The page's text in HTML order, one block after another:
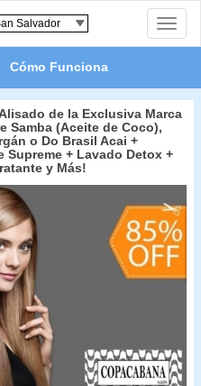
Toggle
Cómo Funciona
de la Exclusiva Marca
Samba (Aceite de Coco),
o Do Brasil Acai +
+ Lavado Detox +
y Más!